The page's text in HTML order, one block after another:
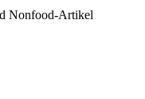
Nonfood-Artikel